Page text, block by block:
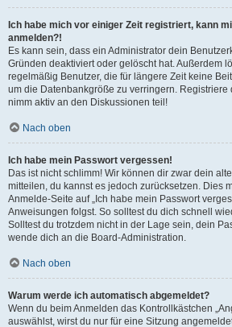
Ich habe mich vor einiger Zeit registriert, kann
anmelden?!
Es kann sein, dass ein Administrator dein
Gründen deaktiviert oder gelöscht hat. Außerdem
regelmäßig Benutzer, die für längere Zeit keine
um die Datenbankgröße zu verringern. Registriere
nimm aktiv an den Diskussionen teil!
Nach oben
Ich habe mein Passwort vergessen!
Das ist nicht schlimm! Wir können dir zwar dein
mitteilen, du kannst es jedoch zurücksetzen. Dies
Anmelde-Seite auf „Ich habe mein Passwort
Anweisungen folgst. So solltest du dich schnell
Solltest du trotzdem nicht in der Lage sein, dein
wende dich an die Board-Administration.
Nach oben
Warum werde ich automatisch abgemeldet?
Wenn du beim Anmelden das Kontrollkästchen
auswählst, wirst du nur für eine Sitzung